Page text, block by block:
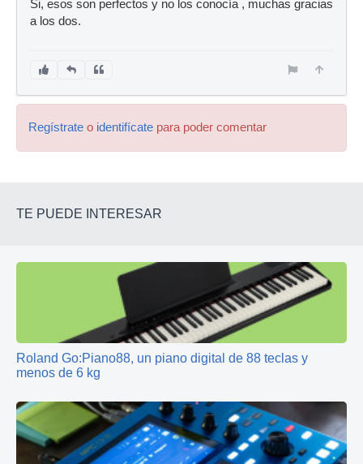
Si, esos son perfectos y no los conocía , muchas gracias
a los dos.
Regístrate o identifícate para poder comentar
TE PUEDE INTERESAR
Roland Go:Piano88, un piano digital de 88 teclas y
menos de 6 kg